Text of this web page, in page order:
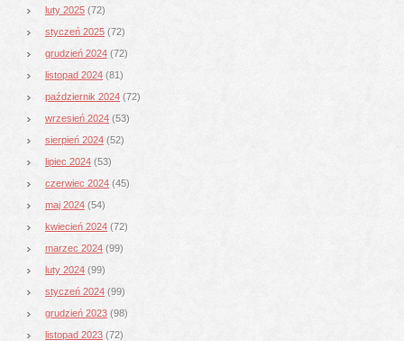
luty 2025 (72)
styczeń 2025 (72)
grudzień 2024 (72)
listopad 2024 (81)
październik 2024 (72)
wrzesień 2024 (53)
sierpień 2024 (52)
lipiec 2024 (53)
czerwiec 2024 (45)
maj 2024 (54)
kwiecień 2024 (72)
marzec 2024 (99)
luty 2024 (99)
styczeń 2024 (99)
grudzień 2023 (98)
listopad 2023 (72)